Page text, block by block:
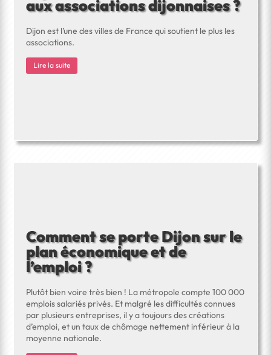
aux associations dijonnaises ?
Dijon est l’une des villes de France qui soutient le plus les
associations.
Lire la suite
Comment se porte Dijon sur le
plan économique et de
l’emploi ?
Plutôt bien voire très bien ! La métropole compte 100 000
emplois salariés privés. Et malgré les difficultés connues
par plusieurs entreprises, il y a toujours des créations
d’emploi, et un taux de chômage nettement inférieur à la
moyenne nationale.